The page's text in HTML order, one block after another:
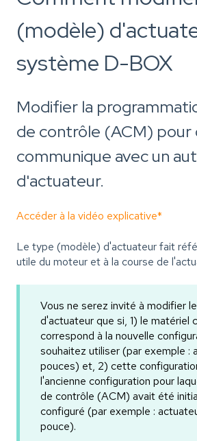
(modèle)
système D-BOX
Modifier la
de contrôle (ACM) pour
communique avec un
d'actuateur.
Accéder à la vidéo explicative*
Le type (modèle) d'actuateur fait
utile du moteur et à la course de
Vous ne serez invité à modifier
d'actuateur que si, 1) le matériel
correspond à la nouvelle
souhaitez utiliser (par exemple :
pouces) et, 2) cette
l'ancienne configuration pour
de contrôle (ACM) avait été
configuré (par exemple :
pouce).